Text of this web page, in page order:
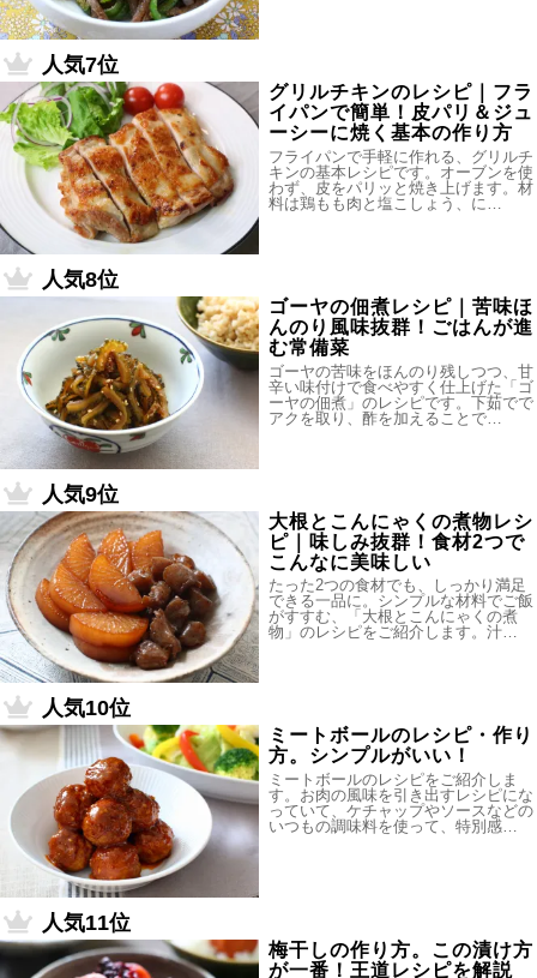
人気7位
グリルチキンのレシピ｜フラ
イパンで簡単！皮パリ＆ジュ
ーシーに焼く基本の作り方
フライパンで手軽に作れる、グリルチ
キンの基本レシピです。オーブンを使
わず、皮をパリッと焼き上げます。材
料は鶏もも肉と塩こしょう、に…
人気8位
ゴーヤの佃煮レシピ｜苦味ほ
んのり風味抜群！ごはんが進
む常備菜
ゴーヤの苦味をほんのり残しつつ、甘
辛い味付けで食べやすく仕上げた「ゴ
ーヤの佃煮」のレシピです。下茹でで
アクを取り、酢を加えることで…
人気9位
大根とこんにゃくの煮物レシ
ピ｜味しみ抜群！食材2つで
こんなに美味しい
たった2つの食材でも、しっかり満足
できる一品に。シンプルな材料でご飯
がすすむ、「大根とこんにゃくの煮
物」のレシピをご紹介します。汁…
人気10位
ミートボールのレシピ・作り
方。シンプルがいい！
ミートボールのレシピをご紹介しま
す。お肉の風味を引き出すレシピにな
っていて、ケチャップやソースなどの
いつもの調味料を使って、特別感…
人気11位
梅干しの作り方。この漬け方
が一番！王道レシピを解説